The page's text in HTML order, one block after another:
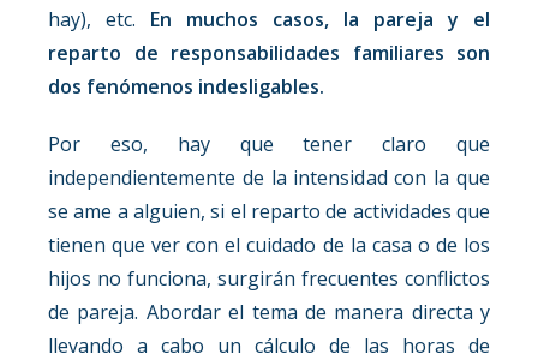
hay), etc. En muchos casos, la pareja y el
reparto de responsabilidades familiares son
dos fenómenos indesligables.
Por eso, hay que tener claro que
independientemente de la intensidad con la que
se ame a alguien, si el reparto de actividades que
tienen que ver con el cuidado de la casa o de los
hijos no funciona, surgirán frecuentes conflictos
de pareja. Abordar el tema de manera directa y
llevando a cabo un cálculo de las horas de